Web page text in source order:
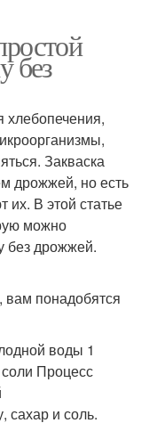
без
хлебопечения,
Закваска
дрожжей, но есть
их. В этой статье
можно
без дрожжей.
вам понадобятся
воды 1
Процесс
сахар и соль.